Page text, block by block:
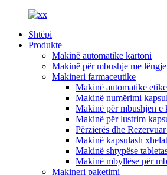
Shtëpi
Produkte
Makinë automatike kartoni
Makinë për mbushje me
Makineri farmaceutike
Makinë automatike
Makinë numërimi
Makinë për mbushjen e
Makinë për lustrim
Përzierës dhe
Makinë kapsulash
Makinë shtypëse
Makinë mbyllëse për
Makineri paketimi